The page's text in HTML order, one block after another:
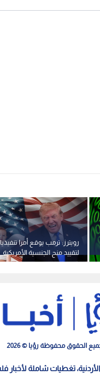
رويترز: ترمب يوقع أمرا تنفيذيا
لتقييد منح الجنسية الأمريكية
بالولادة
الحقوق محفوظة رؤيا © 2026
الأردنية، تغطيات شاملة